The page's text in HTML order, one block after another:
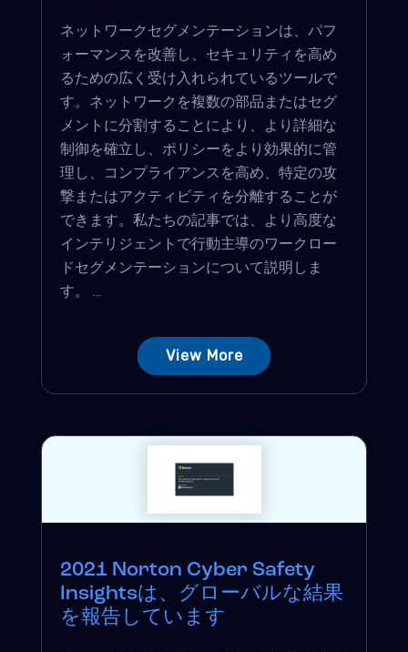
ネットワークセグメンテーションは、パフ
ォーマンスを改善し、セキュリティを高め
るための広く受け入れられているツールで
す。ネットワークを複数の部品またはセグ
メントに分割することにより、より詳細な
制御を確立し、ポリシーをより効果的に管
理し、コンプライアンスを高め、特定の攻
撃またはアクティビティを分離することが
できます。私たちの記事では、より高度な
インテリジェントで行動主導のワークロー
ドセグメンテーションについて説明しま
す。 ...
View More
2021 Norton Cyber​​ Safety
Insightsは、グローバルな結果
を報告しています